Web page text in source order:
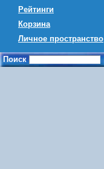
Рейтинги
Корзина
Личное пространство
Поиск